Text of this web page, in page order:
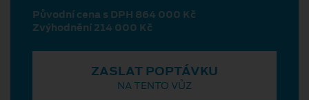
Původní cena s DPH 864 000 Kč
Zvýhodnění 214 000 Kč
ZASLAT POPTÁVKU
NA TENTO VŮZ